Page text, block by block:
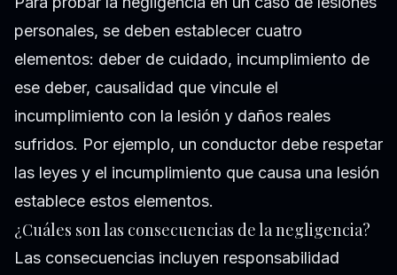
personales, se deben establecer cuatro
elementos: deber de cuidado, incumplimiento de
ese deber, causalidad que vincule el
incumplimiento con la lesión y daños reales
sufridos. Por ejemplo, un conductor debe respetar
las leyes y el incumplimiento que causa una lesión
establece estos elementos.
¿Cuáles son las consecuencias de la negligencia?
Las consecuencias incluyen responsabilidad